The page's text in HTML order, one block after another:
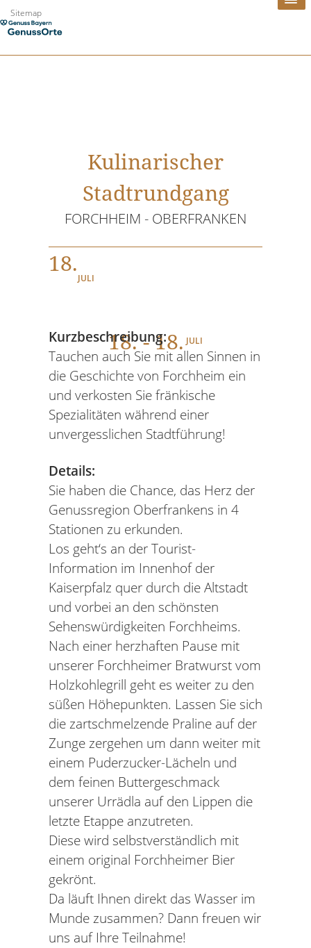
Zum
Inhalt
Sitemap
Kulinarischer
Stadtrundgang
FORCHHEIM - OBERFRANKEN
18.
JULI
18. - 18. JULI
Kurzbeschreibung:
Tauchen auch Sie mit allen Sinnen in
die Geschichte von Forchheim ein
und verkosten Sie fränkische
Spezialitäten während einer
unvergesslichen Stadtführung!
Details:
Sie haben die Chance, das Herz der
Genussregion Oberfrankens in 4
Stationen zu erkunden.
Los geht‘s an der Tourist-
Information im Innenhof der
Kaiserpfalz quer durch die Altstadt
und vorbei an den schönsten
Sehenswürdigkeiten Forchheims.
Nach einer herzhaften Pause mit
unserer Forchheimer Bratwurst vom
Holzkohlegrill geht es weiter zu den
süßen Höhepunkten. Lassen Sie sich
die zartschmelzende Praline auf der
Zunge zergehen um dann weiter mit
einem Puderzucker-Lächeln und
dem feinen Buttergeschmack
unserer Urrädla auf den Lippen die
letzte Etappe anzutreten.
Diese wird selbstverständlich mit
einem original Forchheimer Bier
gekrönt.
Da läuft Ihnen direkt das Wasser im
Munde zusammen? Dann freuen wir
uns auf Ihre Teilnahme!